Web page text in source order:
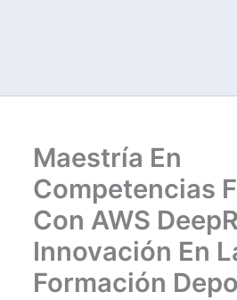
Maestría En
Competencias
Con AWS
Innovación En
Formación